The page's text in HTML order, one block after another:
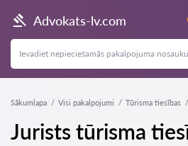
Advokats-lv.com
Sākumlapa Visi pakalpojumi Tūrisma tiesības
Jurists tūrisma